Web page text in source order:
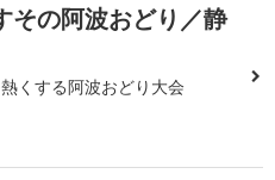
その阿波おどり／静
くする阿波おどり大会